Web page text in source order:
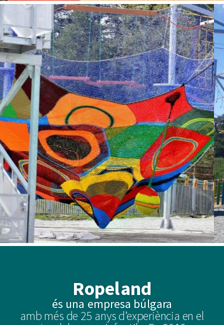
Ropeland
és una empresa búlgara
amb més de 25 anys d’experiència en el